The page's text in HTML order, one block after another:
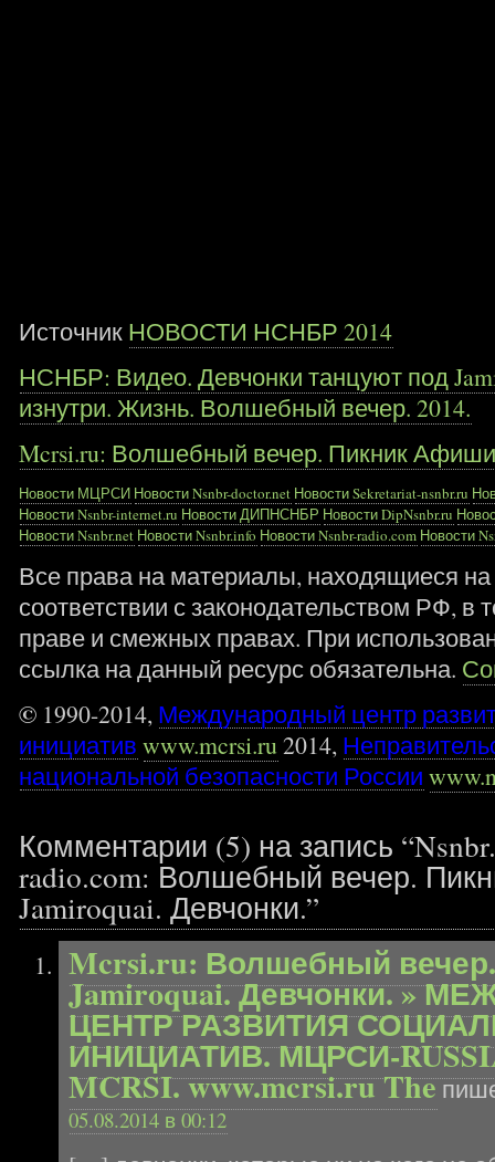
Источник НОВОСТИ НСНБР 2014
НСНБР: Видео. Девчонки танцуют под
изнутри. Жизнь. Волшебный вечер. 2014.
Mcrsi.ru: Волшебный вечер. Пикник
Новости МЦРСИ Новости Nsnbr-doctor.net Новости Sekretariat-nsnbr.ru
Новости Nsnbr-internet.ru Новости ДИПНСНБР Новости DipNsnbr.ru
Новости Nsnbr.net Новости Nsnbr.info Новости Nsnbr-radio.com Новости
Все права на материалы, находящиеся
соответствии с законодательством РФ, в
праве и смежных правах. При
ссылка на данный ресурс обязательна.
© 1990-2014, Международный центр
инициатив www.mcrsi.ru2014,
национальной безопасности России
Комментарии (5) на запись
radio.com: Волшебный вечер.
Jamiroquai. Девчонки.”
Mcrsi.ru: Волшебный
Jamiroquai. Девчонки. »
ЦЕНТР РАЗВИТИЯ
ИНИЦИАТИВ. МЦРСИ-
MCRSI. www.mcrsi.ru The
05.08.2014 в 00:12